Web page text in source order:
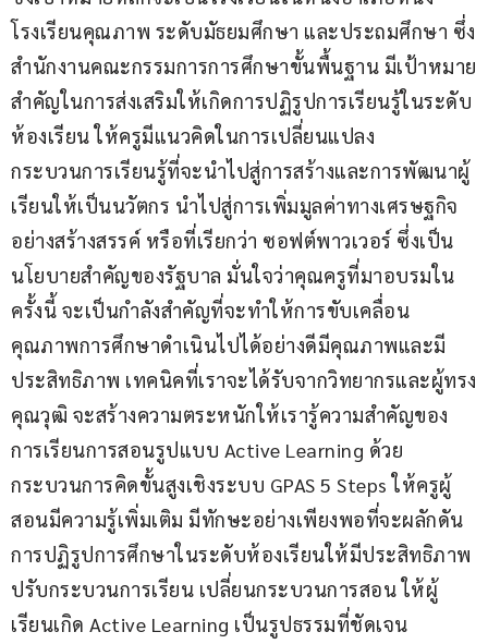
โรงเรียนคุณภาพ ระดับมัธยมศึกษา และประถมศึกษา ซึ่ง
สำนักงานคณะกรรมการการศึกษาขั้นพื้นฐาน มีเป้าหมาย
สำคัญในการส่งเสริมให้เกิดการปฏิรูปการเรียนรู้ในระดับ
ห้องเรียน ให้ครูมีแนวคิดในการเปลี่ยนแปลง
กระบวนการเรียนรู้ที่จะนำไปสู่การสร้างและการพัฒนาผู้
เรียนให้เป็นนวัตกร นำไปสู่การเพิ่มมูลค่าทางเศรษฐกิจ
อย่างสร้างสรรค์ หรือที่เรียกว่า ซอฟต์พาวเวอร์ ซึ่งเป็น
นโยบายสำคัญของรัฐบาล มั่นใจว่าคุณครูที่มาอบรมใน
ครั้งนี้ จะเป็นกำลังสำคัญที่จะทำให้การขับเคลื่อน
คุณภาพการศึกษาดำเนินไปได้อย่างดีมีคุณภาพและมี
ประสิทธิภาพ เทคนิคที่เราจะได้รับจากวิทยากรและผู้ทรง
คุณวุฒิ จะสร้างความตระหนักให้เรารู้ความสำคัญของ
การเรียนการสอนรูปแบบ Active Learning ด้วย
กระบวนการคิดขั้นสูงเชิงระบบ GPAS 5 Steps ให้ครูผู้
สอนมีความรู้เพิ่มเติม มีทักษะอย่างเพียงพอที่จะผลักดัน
การปฏิรูปการศึกษาในระดับห้องเรียนให้มีประสิทธิภาพ
ปรับกระบวนการเรียน เปลี่ยนกระบวนการสอน ให้ผู้
เรียนเกิด Active Learning เป็นรูปธรรมที่ชัดเจน